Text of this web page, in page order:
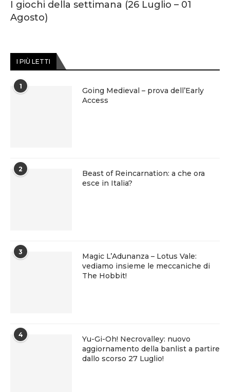
I giochi della settimana (26 Luglio – 01
Agosto)
I PIÙ LETTI
1
Going Medieval – prova dell’Early
Access
2
Beast of Reincarnation: a che ora
esce in Italia?
3
Magic L’Adunanza – Lotus Vale:
vediamo insieme le meccaniche di
The Hobbit!
4
Yu-Gi-Oh! Necrovalley: nuovo
aggiornamento della banlist a partire
dallo scorso 27 Luglio!